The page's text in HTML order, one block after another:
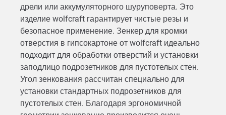
дрели или аккумуляторного шуруповерта. Это
изделие wolfcraft гарантирует чистые резы и
безопасное применение. Зенкер для кромки
отверстия в гипсокартоне от wolfcraft идеально
подходит для обработки отверстий и установки
заподлицо подрозетников для пустотелых стен.
Угол зенкования рассчитан специально для
установки стандартных подрозетников для
пустотелых стен. Благодаря эргономичной